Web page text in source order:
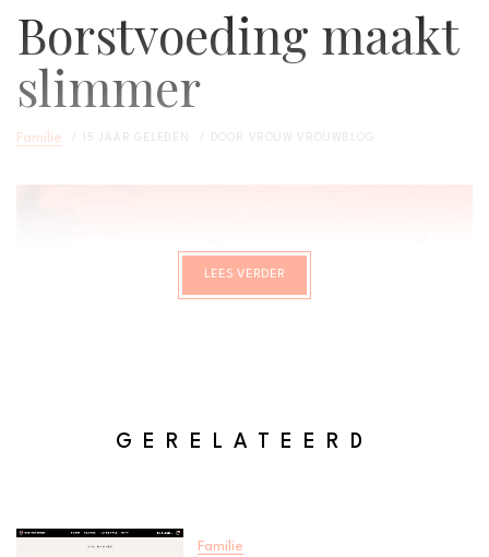
Borstvoeding maakt
slimmer
Familie 15 JAAR GELEDEN DOOR VROUW VROUWBLOG
LEES VERDER
GERELATEERD
Familie